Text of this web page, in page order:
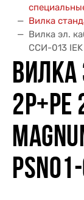
Вилка
Вилка эл.
ССИ-013
ВИЛКА